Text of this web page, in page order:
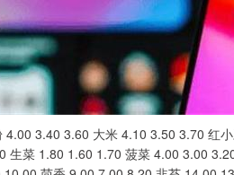
4.00 3.40 3.60 大米 4.10 3.50 3.70 红
生菜 1.80 1.60 1.70 菠菜 4.00 3.00